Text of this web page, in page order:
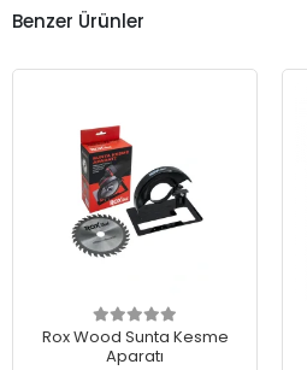
Benzer Ürünler
Rox Wood Sunta Kesme
Aparatı